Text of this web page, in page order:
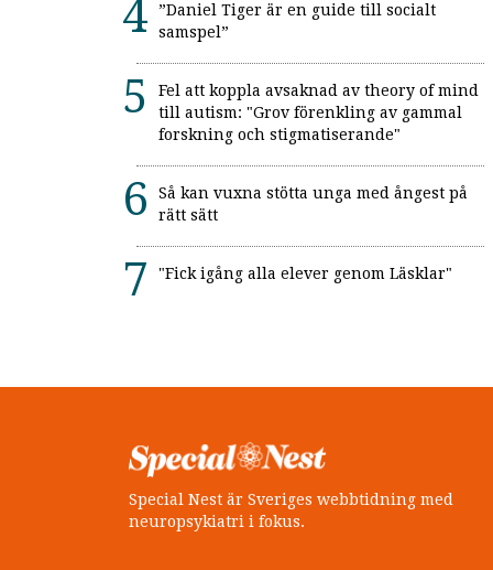
”Daniel Tiger är en guide till socialt
samspel”
Fel att koppla avsaknad av theory of mind
till autism: "Grov förenkling av gammal
forskning och stigmatiserande"
Så kan vuxna stötta unga med ångest på
rätt sätt
"Fick igång alla elever genom Läsklar"
Special Nest är Sveriges webbtidning med
neuropsykiatri i fokus.